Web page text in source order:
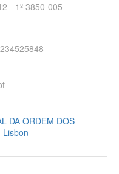
- 1º 3850-005
234525848